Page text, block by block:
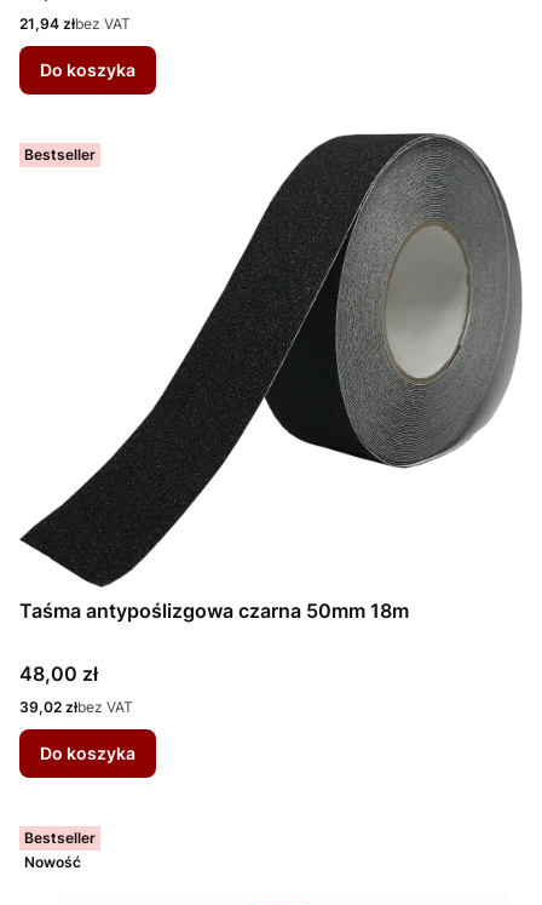
Cena
21,94 złbez VAT
Do koszyka
Bestseller
Taśma antypoślizgowa czarna 50mm 18m
Cena
48,00 zł
Cena
39,02 złbez VAT
Do koszyka
Bestseller
Nowość